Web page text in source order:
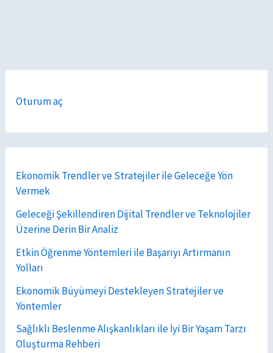
Oturum aç
Ekonomik Trendler ve Stratejiler ile Geleceğe Yön
Vermek
Geleceği Şekillendiren Dijital Trendler ve Teknolojiler
Üzerine Derin Bir Analiz
Etkin Öğrenme Yöntemleri ile Başarıyı Artırmanın
Yolları
Ekonomik Büyümeyi Destekleyen Stratejiler ve
Yöntemler
Sağlıklı Beslenme Alışkanlıkları ile İyi Bir Yaşam Tarzı
Oluşturma Rehberi